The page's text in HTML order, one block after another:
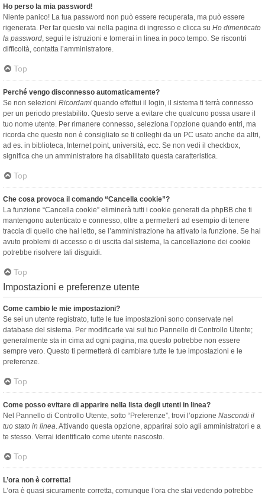
Ho perso la mia password!
Niente panico! La tua password non può essere recuperata, ma può essere
rigenerata. Per far questo vai nella pagina di ingresso e clicca su Ho dimenticato
la password, segui le istruzioni e tornerai in linea in poco tempo. Se riscontri
difficoltà, contatta l’amministratore.
Top
Perché vengo disconnesso automaticamente?
Se non selezioni Ricordami quando effettui il login, il sistema ti terrà connesso
per un periodo prestabilito. Questo serve a evitare che qualcuno possa usare il
tuo nome utente. Per rimanere connesso, seleziona l’opzione quando entri, ma
ricorda che questo non è consigliato se ti colleghi da un PC usato anche da altri,
ad es. in biblioteca, Internet point, università, ecc. Se non vedi il checkbox,
significa che un amministratore ha disabilitato questa caratteristica.
Top
Che cosa provoca il comando “Cancella cookie”?
La funzione “Cancella cookie” eliminerà tutti i cookie generati da phpBB che ti
mantengono autenticato e connesso, oltre a permetterti ad esempio di tenere
traccia di quello che hai letto, se l’amministrazione ha attivato la funzione. Se hai
avuto problemi di accesso o di uscita dal sistema, la cancellazione dei cookie
potrebbe risolvere tali disguidi.
Top
Impostazioni e preferenze utente
Come cambio le mie impostazioni?
Se sei un utente registrato, tutte le tue impostazioni sono conservate nel
database del sistema. Per modificarle vai sul tuo Pannello di Controllo Utente;
generalmente sta in cima ad ogni pagina, ma questo potrebbe non essere
sempre vero. Questo ti permetterà di cambiare tutte le tue impostazioni e le
preferenze.
Top
Come posso evitare di apparire nella lista degli utenti in linea?
Nel Pannello di Controllo Utente, sotto “Preferenze”, trovi l’opzione Nascondi il
tuo stato in linea. Attivando questa opzione, apparirai solo agli amministratori e a
te stesso. Verrai identificato come utente nascosto.
Top
L’ora non è corretta!
L’ora è quasi sicuramente corretta, comunque l’ora che stai vedendo potrebbe